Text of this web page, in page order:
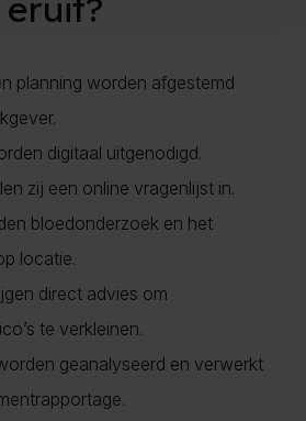
eruit?
planning worden afgestemd
digitaal uitgenodigd.
zij een online vragenlijst in.
bloedonderzoek en het
locatie.
direct advies om
te verkleinen.
geanalyseerd en verwerkt